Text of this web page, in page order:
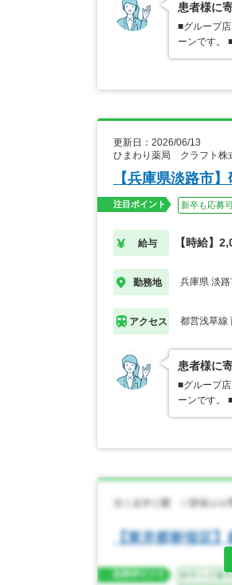
患者様に
■グループ
ーンです。
更新日：2026/06/13
ひまわり薬局 クラフト株
【兵庫県淡路市
注目ポイント 新卒も応募
給与 【時給】
勤務地 兵庫県 淡
アクセス 都営浅草線
患者様に
■グループ
ーンです。